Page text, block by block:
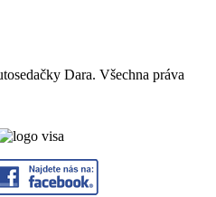
Dara. Všechna práva